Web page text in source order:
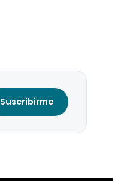
Suscribirme